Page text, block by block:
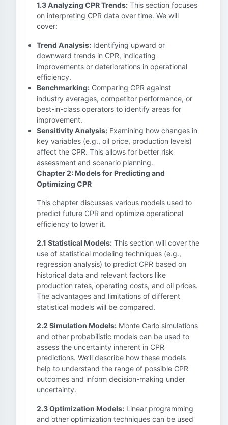
1.3 Analyzing CPR Trends: This section focuses
on interpreting CPR data over time. We will
cover:
Trend Analysis: Identifying upward or
downward trends in CPR, indicating
improvements or deteriorations in operational
efficiency.
Benchmarking: Comparing CPR against
industry averages, competitor performance, or
best-in-class operators to identify areas for
improvement.
Sensitivity Analysis: Examining how changes in
key variables (e.g., oil price, production levels)
affect the CPR. This allows for better risk
assessment and scenario planning.
Chapter 2: Models for Predicting and
Optimizing CPR
This chapter discusses various models used to
predict future CPR and optimize operational
efficiency to lower it.
2.1 Statistical Models: This section will cover the
use of statistical modeling techniques (e.g.,
regression analysis) to predict CPR based on
historical data and relevant factors like
production rates, operating costs, and oil prices.
The advantages and limitations of different
statistical models will be compared.
2.2 Simulation Models: Monte Carlo simulations
and other probabilistic models can be used to
assess the uncertainty inherent in CPR
predictions. We’ll describe how these models
help to understand the range of possible CPR
outcomes and inform decision-making under
uncertainty.
2.3 Optimization Models: Linear programming
and other optimization techniques can be used